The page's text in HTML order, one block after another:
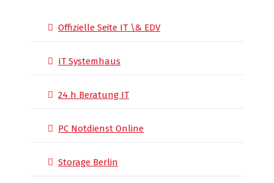
Offizielle Seite IT \& EDV
IT Systemhaus
24 h Beratung IT
PC Notdienst Online
Storage Berlin